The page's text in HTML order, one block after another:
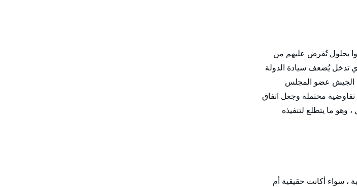
بحلول تُفرض عليهم من
تدخل يُضعف سيادة الدولة
الجيش عضو المجلس
محتملة وجعل اتفاق
في 11 مايو من العام 2023م أساسا للحل ، وهو ما يتطلع لتنفيذه
، سواء أكانت حقيقية أم